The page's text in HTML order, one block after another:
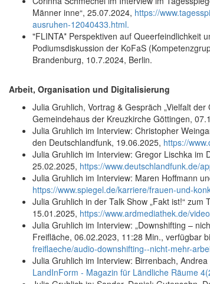
Männer inne“, 25.07.2024, https://
ausruhen-12040433.html.
"FLINTA* Perspektiven auf Queerfeindlichkeit
Podiumsdiskussion der KoFaS
Brandenburg, 10.7.2024, Berlin.
Arbeit, Organisation und Digitalisierung
Julia Gruhlich, Vortrag & Gespräch „Vielfalt
Gemeindehaus der Kreuzkirche Göttingen,
Julia Gruhlich im Interview: Christopher
den Deutschlandfunk, 19.06.2025, https://
Julia Gruhlich im Interview: Gregor Lischka im
25.02.2025, https://www.deutschlandfunk.de/
Julia Gruhlich im Interview: Maren Hoffmann
https://www.spiegel.de/karriere/frauen-und-
Julia Gruhlich in der Talk Show „Fakt ist!“
15.01.2025, https://www.ardmediathek.de/
Julia Gruhlich im Interview: „Downshifting –
Freifläche, 06.02.2023, 11:28 Min., verfügbar
freiflaeche/audio-downshifting--nicht-mehr-
Julia Gruhlich im Interview: Birrenbach,
LandInForm - Magazin für Ländliche Räume